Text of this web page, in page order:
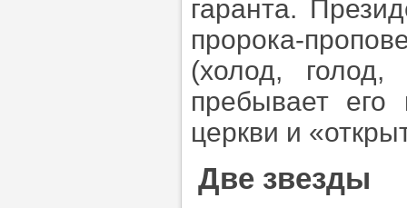
гаранта.
пророка-
(холод,
пребывает
церкви и
Две звезды